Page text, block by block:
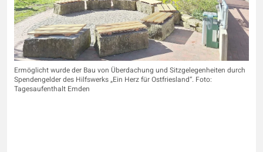
Ermöglicht wurde der Bau von Überdachung und Sitzgelegenheiten durch
Spendengelder des Hilfswerks „Ein Herz für Ostfriesland“. Foto:
Tagesaufenthalt Emden